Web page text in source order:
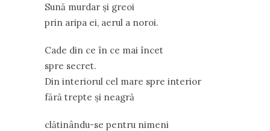
Sună murdar şi greoi
prin aripa ei, aerul a noroi.
Cade din ce în ce mai încet
spre secret.
Din interiorul cel mare spre interior
fără trepte şi neagră
clătinându-se pentru nimeni